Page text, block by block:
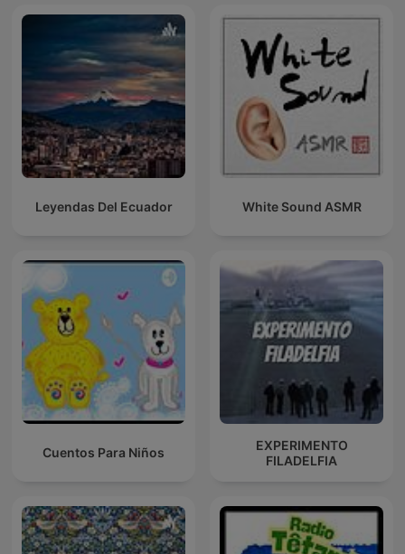
Leyendas Del Ecuador White Sound ASMR
Cuentos Para Niños
EXPERIMENTO
FILADELFIA